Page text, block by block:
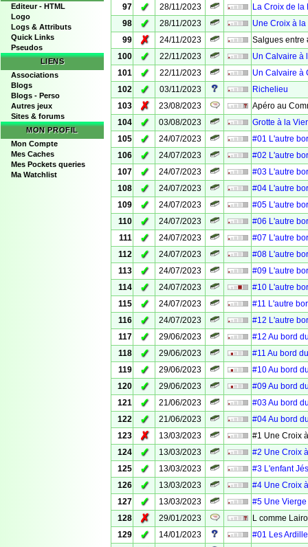
Editeur - HTML
Logo
Logs & Attributs
Quick Links
Pseudos
LIENS
Associations
Blogs
Blogs - Perso
Autres jeux
Sites & forums
MON PROFIL
Mon Compte
Mes Caches
Mes Pockets queries
Ma Watchlist
97
✓ 28/11/2023
La Croix de la
98
✓ 28/11/2023
Une Croix à
99
✗ 24/11/2023
Salgues entre
100
✓ 22/11/2023
Un Calvaire à
101
✓ 22/11/2023
Un Calvaire à
102
✓ 03/11/2023
Richelieu
103
✗ 23/08/2023
Apéro au
104
✓ 03/08/2023
Grotte à la
105
✓ 24/07/2023
#01 L'autre
106
✓ 24/07/2023
#02 L'autre
107
✓ 24/07/2023
#03 L'autre
108
✓ 24/07/2023
#04 L'autre
109
✓ 24/07/2023
#05 L'autre
110
✓ 24/07/2023
#06 L'autre
111
✓ 24/07/2023
#07 L'autre
112
✓ 24/07/2023
#08 L'autre
113
✓ 24/07/2023
#09 L'autre
114
✓ 24/07/2023
#10 L'autre
115
✓ 24/07/2023
#11 L'autre
116
✓ 24/07/2023
#12 L'autre
117
✓ 29/06/2023
#12 Au bord
118
✓ 29/06/2023
#11 Au bord
119
✓ 29/06/2023
#10 Au bord
120
✓ 29/06/2023
#09 Au bord
121
✓ 21/06/2023
#03 Au bord
122
✓ 21/06/2023
#04 Au bord
123
✗ 13/03/2023
#1 Une Croix
124
✓ 13/03/2023
#2 Une Croix
125
✓ 13/03/2023
#3 L'enfant
126
✓ 13/03/2023
#4 Une Croix
127
✓ 13/03/2023
#5 Une
128
✗ 29/01/2023
L comme
129
✓ 14/01/2023
#01 Les